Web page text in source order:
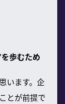
歩むため
います。企
とが前提で